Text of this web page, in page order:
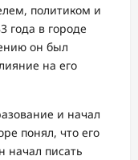
политиком и
года в городе
он был
на его
и начал
понял, что его
начал писать